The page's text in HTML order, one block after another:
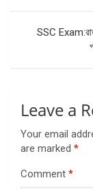
SSC
Leave a
Your email
are marked *
Comment *